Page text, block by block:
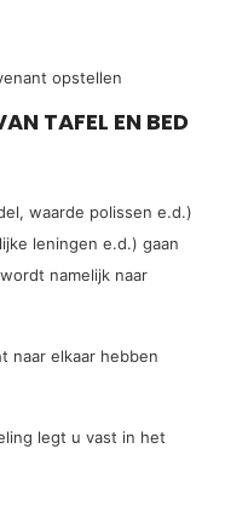
opstellen
TAFEL EN BED
waarde polissen e.d.)
leningen e.d.) gaan
namelijk naar
naar elkaar hebben
legt u vast in het